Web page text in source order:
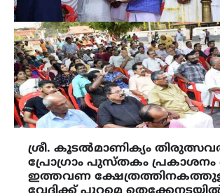
ശ്രീ. കൂടൽമാണിക്യം
പ്രോഗ്രാം പുസ്തകം
ഇത്തവണ